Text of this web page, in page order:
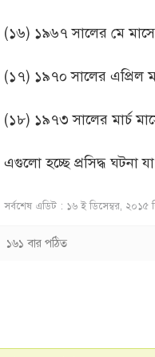
(১৬) ১৯৬৭ সালের মে মাসে
(১৭) ১৯৭০ সালের এপ্রিল
(১৮) ১৯৭৩ সালের মার্চ
এগুলো হচ্ছে প্রসিদ্ধ ঘটনা
সর্বশেষ এডিট : ১৬ ই ডিসেম্বর, ২০১৫
১৬১ বার পঠিত